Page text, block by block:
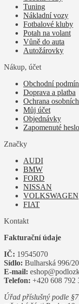
Tuning
Nákladní vozy
Fotbalové kluby
Potah na volant
Vůně do auta
Autožárovky
Nákup, účet
Obchodní
Doprava a platba
Ochrana
Můj účet
Objednávky
Zapomenuté heslo
Značky
AUDI
BMW
FORD
NISSAN
VOLKSWAGEN
FIAT
Kontakt
Fakturační údaje
IČ: 19545070
Sídlo: Bulharská 996/
E-mail:
Telefon: +420 608 792
Úřad příslušný podle